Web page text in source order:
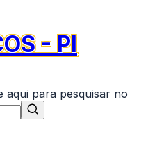
- PI
aqui para pesquisar no